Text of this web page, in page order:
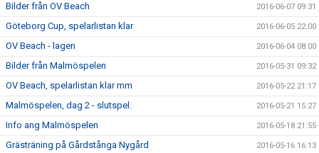
Bilder från OV Beach 2016-06-07 09:31
Göteborg Cup, spelarlistan klar 2016-06-05 22:00
OV Beach - lagen 2016-06-04 08:00
Bilder från Malmöspelen 2016-05-31 09:32
OV Beach, spelarlistan klar mm 2016-05-22 21:17
Malmöspelen, dag 2 - slutspel. 2016-05-21 15:27
Info ang Malmöspelen 2016-05-18 21:55
Grästräning på Gårdstånga Nygård 2016-05-16 16:13